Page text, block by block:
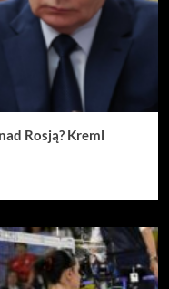
Rosją? Kreml